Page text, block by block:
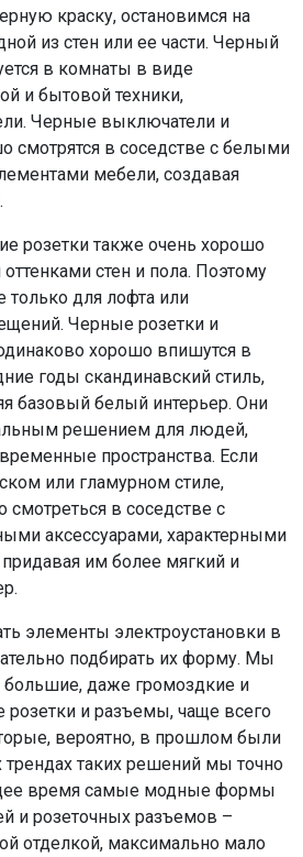
краску, остановимся на
из стен или ее части. Черный
в комнаты в виде
и бытовой техники,
Черные выключатели и
смотрятся в соседстве с белыми
мебели, создавая
розетки также очень хорошо
стен и пола. Поэтому
только для лофта или
Черные розетки и
хорошо впишутся в
годы скандинавский стиль,
базовый белый интерьер. Они
решением для людей,
пространства. Если
или гламурном стиле,
смотреться в соседстве с
аксессуарами, характерными
придавая им более мягкий и
элементы электроустановки в
подбирать их форму. Мы
даже громоздкие и
и разъемы, чаще всего
вероятно, в прошлом были
таких решений мы точно
время самые модные формы
и розеточных разъемов –
отделкой, максимально мало